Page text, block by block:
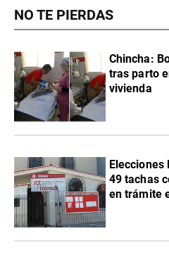
NO TE PIERDAS
Chincha:
tras parto
vivienda
Elecciones
49 tachas
en trámite